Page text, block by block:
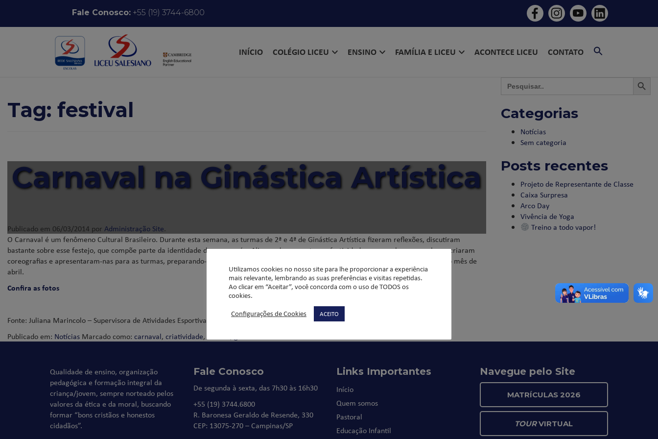
Pular para o conteúdoFale Conosco:+55 (19) 3744-6800
INÍCIO COLÉGIO LICEU ENSINO FAMÍLIA E LICEU ACONTECE LICEU CONTATO
Tag: festival
Carnaval na Ginástica Artística
Publicado em 06/03/2014 por Administração Site.
O Carnaval é um fenômeno Cultural Brasileiro. Durante esta semana, as turmas de 2ª e 4ª de Ginástica Artística fizeram reflexões, discutiram
bastante sobre esse festejo, que compõe parte da identidade do nosso país. Alicerçados nesse tema, festividades carnavalescas, os alunos criaram
coreografias e apresentaram-nas para as turmas, preparando-se, assim, para o “II Festival da Criatividade”, atividade que será realizada no mês de
abril.
Confira as fotos
Fonte: Juliana Marincolo – Supervisora de Atividades Esportivas
Publicado em: Notícias Marcado como: carnaval, criatividade,
Search
for:
Categorias
Notícias
Sem categoria
Posts recentes
Projeto de Representante de Classe
Caixa Surpresa
Arco Day
Vivência de Yoga
Treino a todo vapor!
Qualidade de ensino, organização
pedagógica e formação integral da
criança/jovem, sempre norteado pelos
valores da ética e da moral, buscando
formar “bons cristãos e honestos
cidadãos”.
Fale Conosco
De segunda à sexta, das 7h30 às 16h30
+55 (19) 3744.6800
R. Baronesa Geraldo de Resende, 330
CEP: 13075-270 – Campinas/SP
Links Importantes
Início
Quem somos
Pastoral
Educação Infantil
Navegue pelo Site
MATRÍCULAS 2026
TOURVIRTUAL
Utilizamos cookies no nosso site para lhe proporcionar a experiência
mais relevante, lembrando as suas preferências e visitas repetidas.
Ao clicar em “Aceitar”, você concorda com o uso de TODOS os
cookies.
Configurações de Cookies
ACEITO